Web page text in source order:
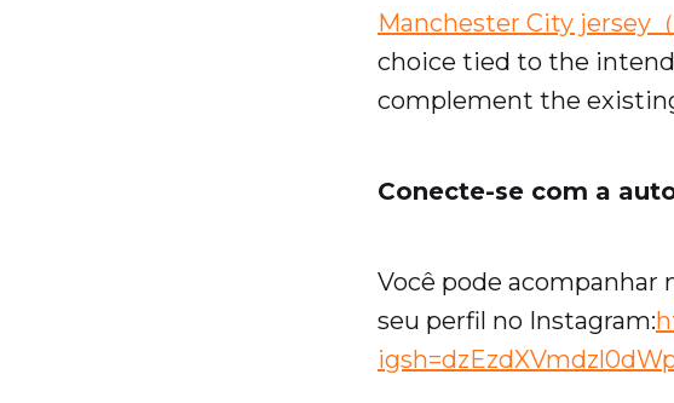
Manchester City jersey
choice tied to the
complement the
Conecte-se com a
Você pode acompanhar
seu perfil no Instagram: